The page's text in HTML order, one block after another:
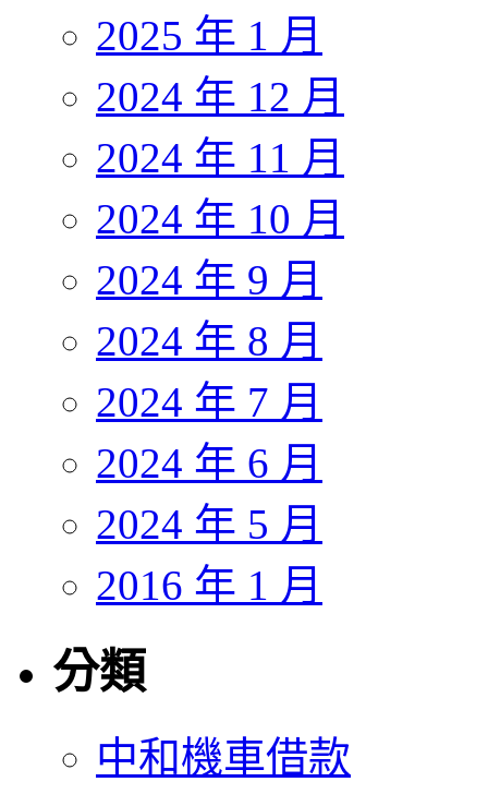
2025 年 1 月
2024 年 12 月
2024 年 11 月
2024 年 10 月
2024 年 9 月
2024 年 8 月
2024 年 7 月
2024 年 6 月
2024 年 5 月
2016 年 1 月
分類
中和機車借款